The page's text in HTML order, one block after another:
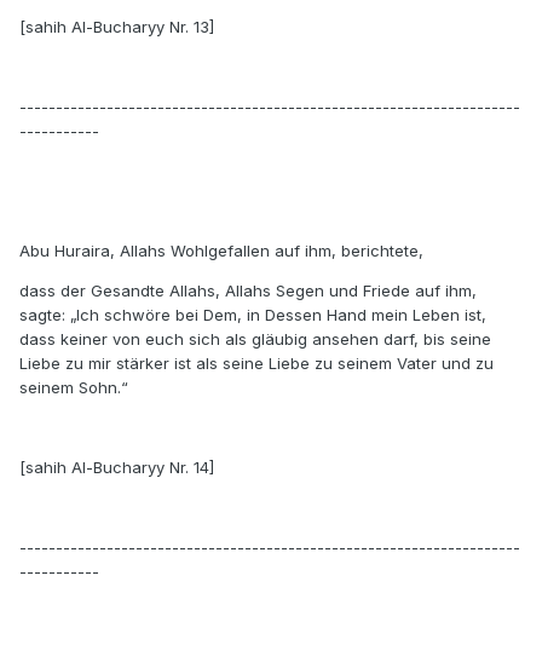
[sahih Al-Bucharyy Nr. 13]
---------------------------------------------------------------------
-----------
Abu Huraira, Allahs Wohlgefallen auf ihm, berichtete,
dass der Gesandte Allahs, Allahs Segen und Friede auf ihm,
sagte: „Ich schwöre bei Dem, in Dessen Hand mein Leben ist,
dass keiner von euch sich als gläubig ansehen darf, bis seine
Liebe zu mir stärker ist als seine Liebe zu seinem Vater und zu
seinem Sohn.“
[sahih Al-Bucharyy Nr. 14]
---------------------------------------------------------------------
-----------